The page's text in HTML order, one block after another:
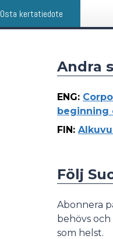
Osta kertatiedote
Andra
ENG:
beginning
FIN:
Följ
Abonnera
behövs
som helst.